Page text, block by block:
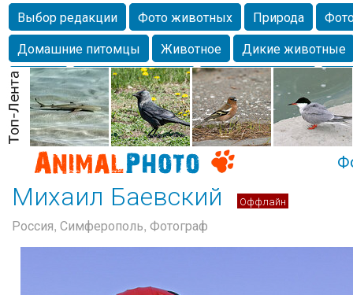
Выбор редакции Фото животных Природа
Домашние питомцы
Животное
Дикие животные
Собаки
Alexanderandronik Млекопитающие
Морда
Собачка Осень Портрет
Домашние
Насекомое
Коты Lebert Дикие птицы Утка
Михаил Баевский Оффлайн
Россия, Симферополь, Фотограф